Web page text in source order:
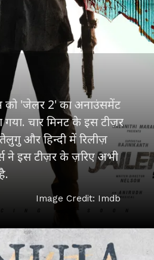
को 'जेलर 2' का अनाउंसमेंट
गया. चार मिनट के इस टीज़र
और हिन्दी में रिलीज़
ने इस टीज़र के ज़रिए अभी
Image Credit: Imdb